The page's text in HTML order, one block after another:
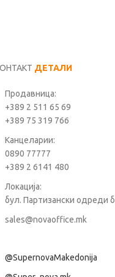
ДЕТАЛИ
Продавница:
+389 2 511 65 69
+389 75 319 766
Канцеларии:
0890 77777
+389 2 6141 480
Локација:
бул. Партизански одреди
sales@novaoffice.mk
@SupernovaMakedonija